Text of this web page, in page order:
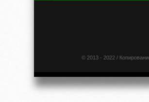
© 2013 - 2022 /